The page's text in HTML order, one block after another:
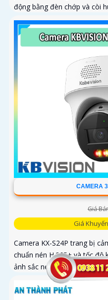
động bằng đèn chớp và còi
sác nét kêt hợp cùng loa và
chát lượng cao
CAMERA
Giá
Giá
Camera KX-S24P trang bị
chuẩn nén H.265+ và tốc độ
ảnh sắc nét. Thiết bị có ống